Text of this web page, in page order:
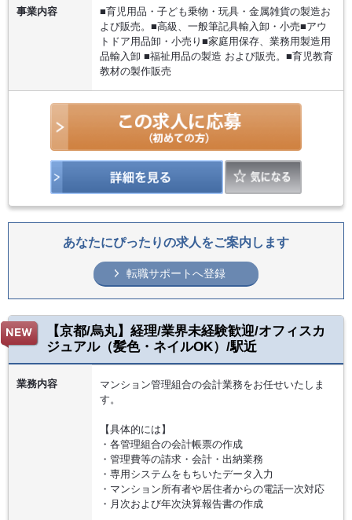
事業内容
■育児用品・子ども乗物・玩具・金属雑貨の製造お
よび販売。■高級、一般筆記具輸入卸・小売■アウ
トドア用品卸・小売り■家庭用保存、業務用製造用
品輸入卸 ■福祉用品の製造 および販売。■育児教育
教材の製作販売
あなたにぴったりの求人をご案内します
転職サポートへ登録
【京都/烏丸】経理/業界未経験歓迎/オフィスカ
ジュアル（髪色・ネイルOK）/駅近
業務内容
マンション管理組合の会計業務をお任せいたしま
す。
【具体的には】
・各管理組合の会計帳票の作成
・管理費等の請求・会計・出納業務
・専用システムをもちいたデータ入力
・マンション所有者や居住者からの電話一次対応
・月次および年次決算報告書の作成